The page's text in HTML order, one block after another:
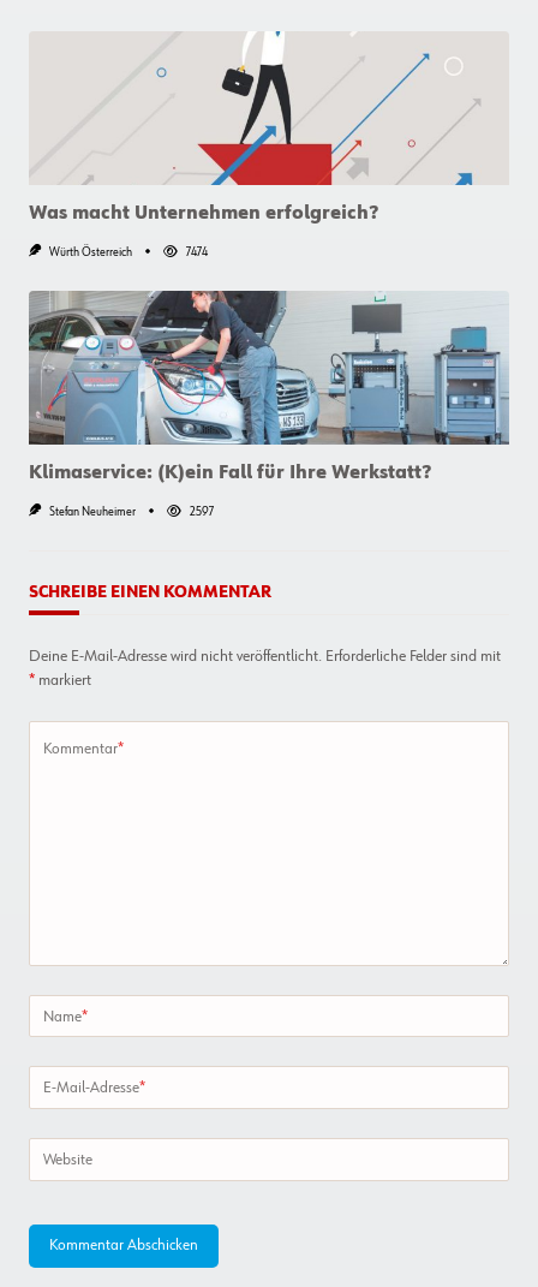
Was macht Unternehmen erfolgreich?
Würth Österreich 7474
Klimaservice: (K)ein Fall für Ihre Werkstatt?
Stefan Neuheimer 2597
SCHREIBE EINEN KOMMENTAR
Deine E-Mail-Adresse wird nicht veröffentlicht. Erforderliche Felder sind mit
* markiert
Kommentar*
Name*
E-Mail-Adresse*
Website